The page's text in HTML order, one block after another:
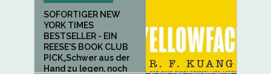
SOFORTIGER NEW
YORK TIMES
BESTSELLER - EIN
REESE'S BOOK CLUB
PICK„Schwer aus der
Hand zu legen, noch